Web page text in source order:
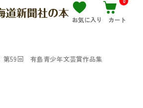
お気に入り カート
第59回 有島青少年文芸賞作品集